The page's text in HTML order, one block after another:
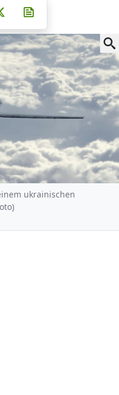
auf Whatsapp
Teilen auf Telegram
Mail teilen
Post auf X
ukrainischen